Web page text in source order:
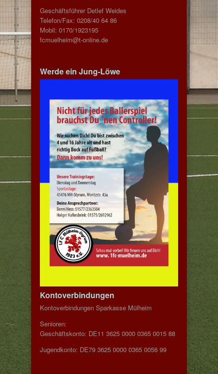
Geschäftsführer Detlef Weides
Telefon/Fax: 0208/40 64 86
Mobil: 0170/1923195
fcmuelheim@t-online.de
Werde ein Jung-Löwe
Kontoverbindungen
Kontoverbindungen Sparkasse Mülheim
Senioren:
Geschäftskonto: DE11 3625 0000 0365 0015 88
Jugendkonto: DE79 3625 0000 0365 0056 99